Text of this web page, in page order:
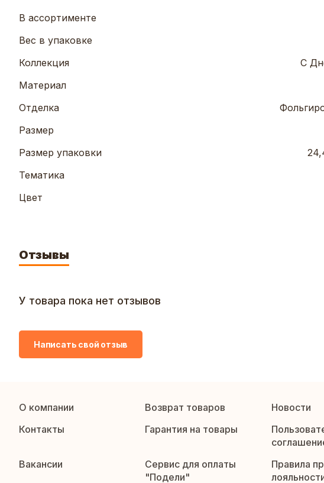
В ассортименте
Вес в упаковке
Коллекция
С
Материал
Отделка
Размер
Размер упаковки
Тематика
Цвет
Отзывы
У товара пока нет отзывов
Написать свой отзыв
О компании Возврат товаров
Новости
Контакты
Гарантия на товары
Вакансии
Сервис для оплаты
"Подели"
Правила